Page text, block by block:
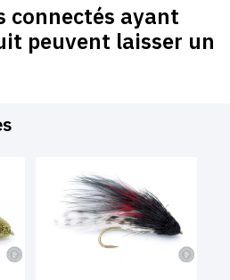
connectés ayant
peuvent laisser un